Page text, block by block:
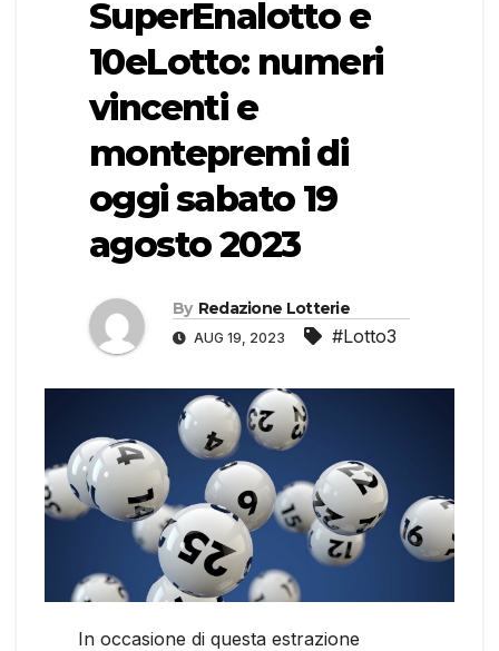
SuperEnalotto e
10eLotto: numeri
vincenti e
montepremi di
oggi sabato 19
agosto 2023
By Redazione Lotterie
AUG 19, 2023 #Lotto3
In occasione di questa estrazione